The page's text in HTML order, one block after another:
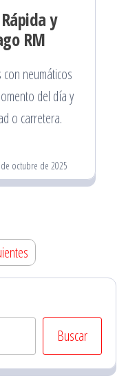
y
RM
neumáticos
del día y
o carretera.
octubre de 2025
Buscar